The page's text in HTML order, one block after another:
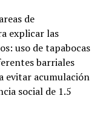
de
explicar las
uso de tapabocas
barriales
evitar acumulación
social de 1.5